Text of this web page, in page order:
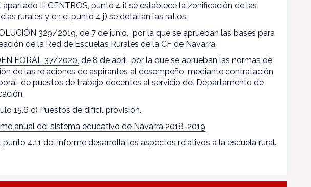
apartado III CENTROS, punto 4 i) se establece la zonificación de las
rurales y en el punto 4 j) se detallan las ratios.
329/2019, de 7 de junio, por la que se aprueban las bases para
de la Red de Escuelas Rurales de la CF de Navarra.
FORAL 37/2020, de 8 de abril, por la que se aprueban las normas de
de las relaciones de aspirantes al desempeño, mediante contratación
de puestos de trabajo docentes al servicio del Departamento de
15.6 c) Puestos de difícil provisión.
anual del sistema educativo de Navarra 2018-2019
punto 4.11 del informe desarrolla los aspectos relativos a la escuela rural.